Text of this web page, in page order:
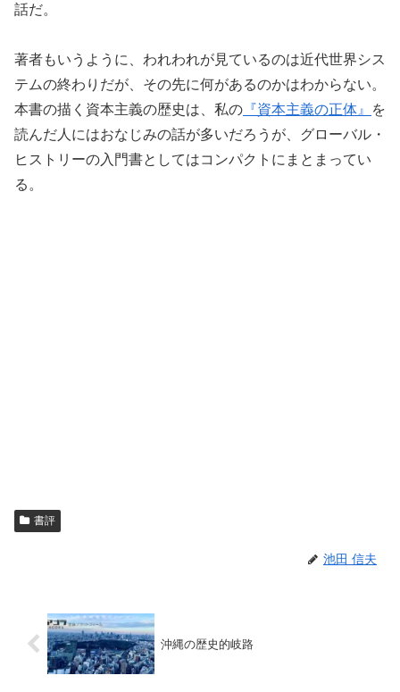
話だ。
著者もいうように、われわれが見ているのは近代世界シス
テムの終わりだが、その先に何があるのかはわからない。
本書の描く資本主義の歴史は、私の 『資本主義の正体』
を
読んだ人にはおなじみの話が多いだろうが、グローバル・
ヒストリーの入門書としてはコンパクトにまとまってい
る。
書評
池田 信夫
沖縄の歴史的岐路